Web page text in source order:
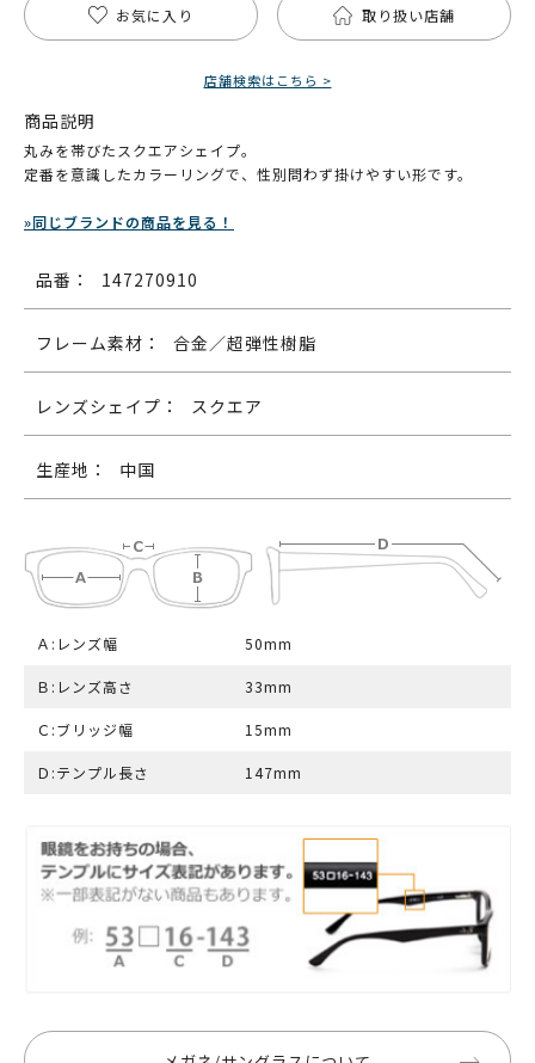
お気に入り 取り扱い店舗
店舗検索はこちら >
商品説明
丸みを帯びたスクエアシェイプ。
定番を意識したカラーリングで、性別問わず掛けやすい形です。
»同じブランドの商品を見る！
品番： 147270910
フレーム素材： 合金／超弾性樹脂
レンズシェイプ： スクエア
生産地： 中国
Ａ:レンズ幅 50mm
Ｂ:レンズ高さ 33mm
Ｃ:ブリッジ幅 15mm
Ｄ:テンプル長さ 147mm